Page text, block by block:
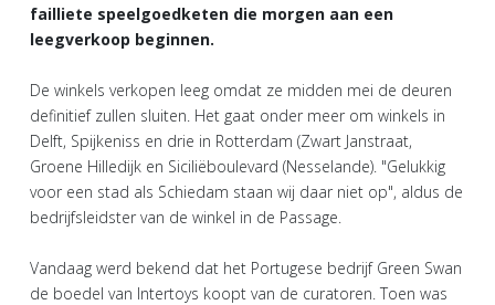
failliete speelgoedketen die morgen aan een
leegverkoop beginnen.
De winkels verkopen leeg omdat ze midden mei de deuren
definitief zullen sluiten. Het gaat onder meer om winkels in
Delft, Spijkeniss en drie in Rotterdam (Zwart Janstraat,
Groene Hilledijk en Siciliëboulevard (Nesselande). "Gelukkig
voor een stad als Schiedam staan wij daar niet op", aldus de
bedrijfsleidster van de winkel in de Passage.
Vandaag werd bekend dat het Portugese bedrijf Green Swan
de boedel van Intertoys koopt van de curatoren. Toen was